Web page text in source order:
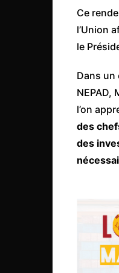
Ce
l’Union
le
Dans un
NEPAD,
l’on
des
des